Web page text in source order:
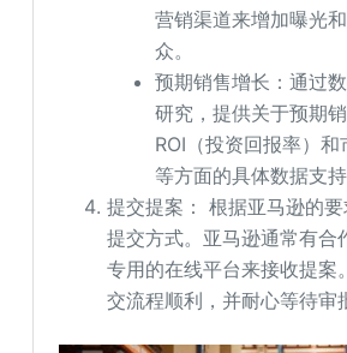
营销渠道来增加曝光
众。
预期销售增长：通过
研究，提供关于预期销
ROI（投资回报率）
等方面的具体数据支持
提交提案： 根据亚马逊的
提交方式。亚马逊通常有合
专用的在线平台来接收提案
交流程顺利，并耐心等待审